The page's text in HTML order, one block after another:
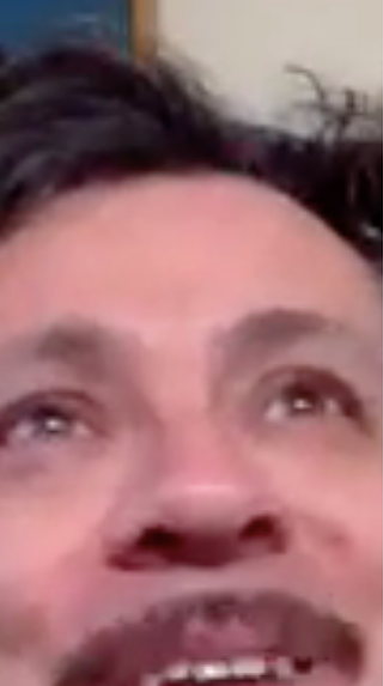
confección del sonido electrónico 'french
touch' de principios de las década de la
década de 1990, esto gracias a artistas
Cassius, Daft Punk, David Guetta, Justice,
Modjo y Motorbass, entre otros. As